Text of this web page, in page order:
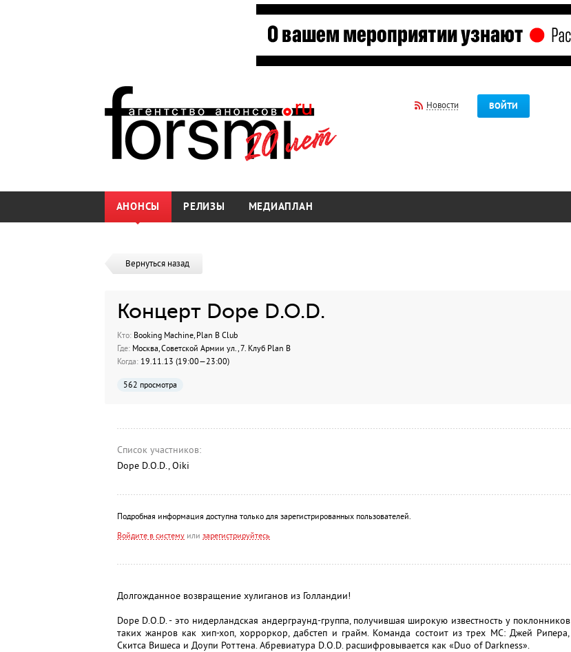
Новости ВОЙТИ
АНОНСЫ РЕЛИЗЫ МЕДИАПЛАН
Вернуться назад
Концерт Dope D.O.D.
Кто:Booking Machine, Plan B Club
Где:Москва, Советской Армии ул., 7. Клуб Plan B
Когда:19.11.13 (19:00—23:00)
562 просмотра
Список участников:
Dope D.O.D., Oiki
Подробная информация доступна только для зарегистрированных пользователей.
Войдите в системуили зарегистрируйтесь
Долгожданное возвращение хулиганов из Голландии!
Dope D.O.D. - это нидерландская андерграунд-группа, получившая широкую известность у поклонников
таких жанров как хип-хоп, хорроркор, дабстеп и грайм. Команда состоит из трех MC: Джей Рипера,
Скитса Вишеса и Доупи Роттена. Абревиатура D.O.D. расшифровывается как «Duo of Darkness».